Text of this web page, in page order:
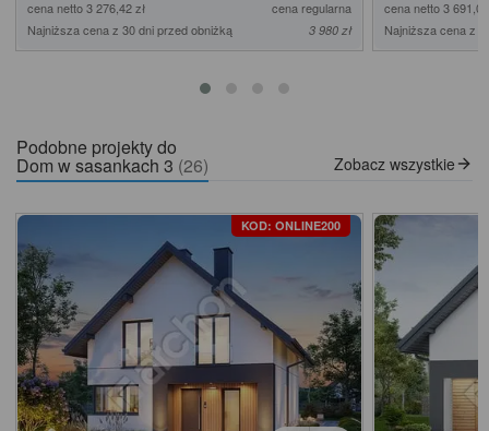
cena netto 3 276,42 zł
cena regularna
Najniższa cena z 30 dni przed obniżką
3 980 zł
cena netto 3
Najniższa cena z
Podobne projekty do
Dom w sasankach 3 (26) Zobacz wszystkie
KOD: ONLINE200